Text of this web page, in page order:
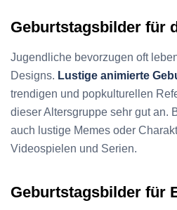
Geburtstagsbilder für
Jugendliche bevorzugen oft
Designs. Lustige animierte
trendigen und popkulturellen
dieser Altersgruppe sehr gut an.
auch lustige Memes oder
Videospielen und Serien.
Geburtstagsbilder für